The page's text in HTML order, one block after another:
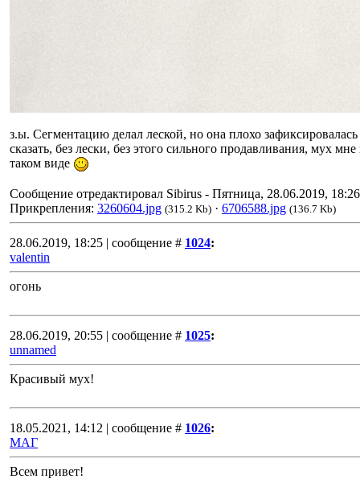
з.ы. Сегментацию делал леской, но она плохо
сказать, без лески, без этого сильного продавливания, мух
таком виде
Сообщение отредактировал Sibirus - Пятница, 28.06.2019, 18:26
Прикрепления: 3260604.jpg (315.2 Kb) · 6706588.jpg (136.7 Kb)
28.06.2019, 18:25 | сообщение # 1024:
valentin
огонь
28.06.2019, 20:55 | сообщение # 1025:
unnamed
Красивый мух!
18.05.2021, 14:12 | сообщение # 1026:
МАГ
Всем привет!